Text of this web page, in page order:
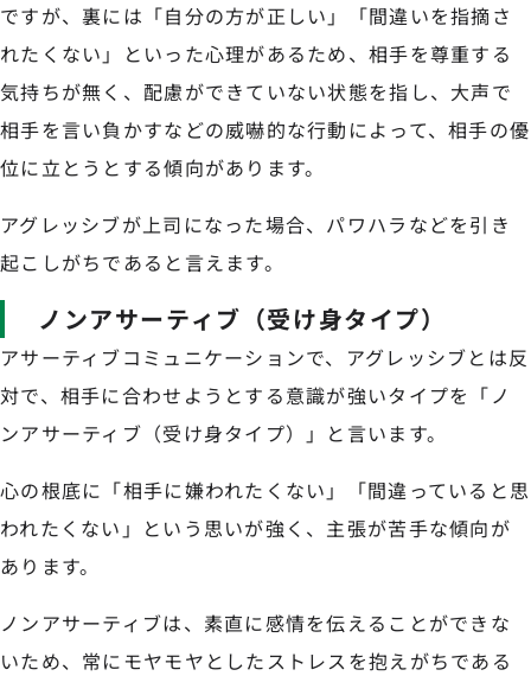
ですが、裏には「自分の方が正しい」「間違いを指摘さ
れたくない」といった心理があるため、相手を尊重する
気持ちが無く、配慮ができていない状態を指し、大声で
相手を言い負かすなどの威嚇的な行動によって、相手の優
位に立とうとする傾向があります。
アグレッシブが上司になった場合、パワハラなどを引き
起こしがちであると言えます。
ノンアサーティブ（受け身タイプ）
アサーティブコミュニケーションで、アグレッシブとは反
対で、相手に合わせようとする意識が強いタイプを「ノ
ンアサーティブ（受け身タイプ）」と言います。
心の根底に「相手に嫌われたくない」「間違っていると思
われたくない」という思いが強く、主張が苦手な傾向が
あります。
ノンアサーティブは、素直に感情を伝えることができな
いため、常にモヤモヤとしたストレスを抱えがちである